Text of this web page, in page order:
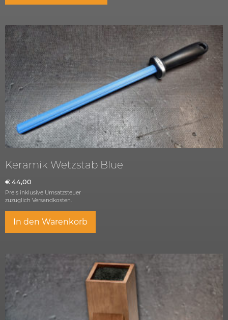
Keramik Wetzstab Blue
€ 44,00
Preis inklusive Umsatzsteuer
zuzüglich Versandkosten.
In den Warenkorb